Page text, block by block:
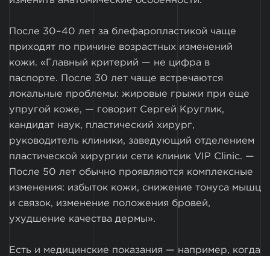
После 30–40 лет за блефаропластикой чаще
приходят по причине возрастных изменений
кожи. «Главный критерий — не цифра в
паспорте. После 30 лет чаще встречаются
локальные проблемы: жировые грыжи при еще
упругой коже, — говорит Сергей Круглик,
кандидат наук, пластический хирург,
руководитель клиники, заведующий отделением
пластической хирургии сети клиник VIP Clinic. —
После 50 лет обычно проявляются комплексные
изменения: избыток кожи, снижение тонуса мышц
и связок, изменение положения бровей,
ухудшение качества дермы».
Есть и медицинские показания — например, когда